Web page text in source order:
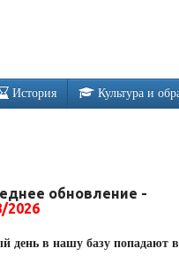
История Культура и
обновление -
2026
день в нашу базу попадают